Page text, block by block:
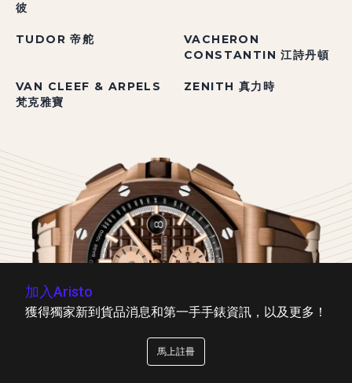
彼
TUDOR 帝舵
VACHERON
CONSTANTIN 江詩丹頓
VAN CLEEF & ARPELS
梵克雅寶
ZENITH 真力時
加入Aristo
獲得獨家新到貨品消息和第一手手錶資訊，以及更多！
馬上註冊